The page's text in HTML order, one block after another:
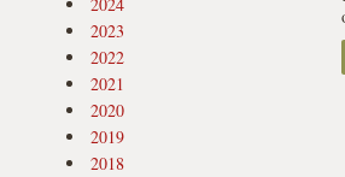
2023
2022
2021
2020
2019
2018